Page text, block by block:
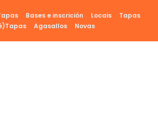
Bases e inscrición Locais
Tapas
Agasallos Novas